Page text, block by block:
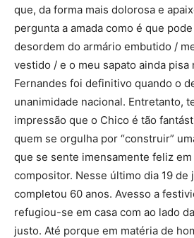
que, da forma mais dolorosa e
pergunta a amada como é que
desordem do armário embutido /
vestido / e o meu sapato ainda pisa
Fernandes foi definitivo quando o
unanimidade nacional. Entretanto,
impressão que o Chico é tão
quem se orgulha por “construir”
que se sente imensamente feliz
compositor. Nesse último dia 19 de
completou 60 anos. Avesso a
refugiou-se em casa com ao lado
justo. Até porque em matéria de